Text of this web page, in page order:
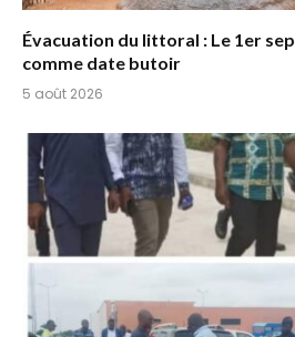
Évacuation du littoral : Le 1er
comme date butoir
5 août 2026